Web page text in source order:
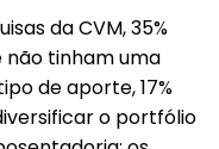
da CVM, 35%
não tinham uma
de aporte, 17%
o portfólio